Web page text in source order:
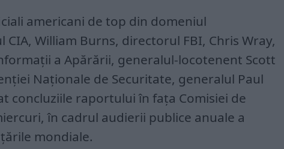
americani de top din domeniul
William Burns, directorul FBI, Chris Wray,
a Apărării, generalul-locotenent Scott
Naționale de Securitate, generalul Paul
concluziile raportului în fața Comisiei de
în cadrul audierii publice anuale a
mondiale.